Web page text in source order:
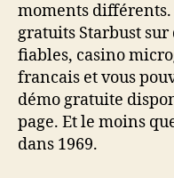
moments
gratuits Starbust
fiables, casino
francais et vous
démo gratuite
page. Et le moins
dans 1969.